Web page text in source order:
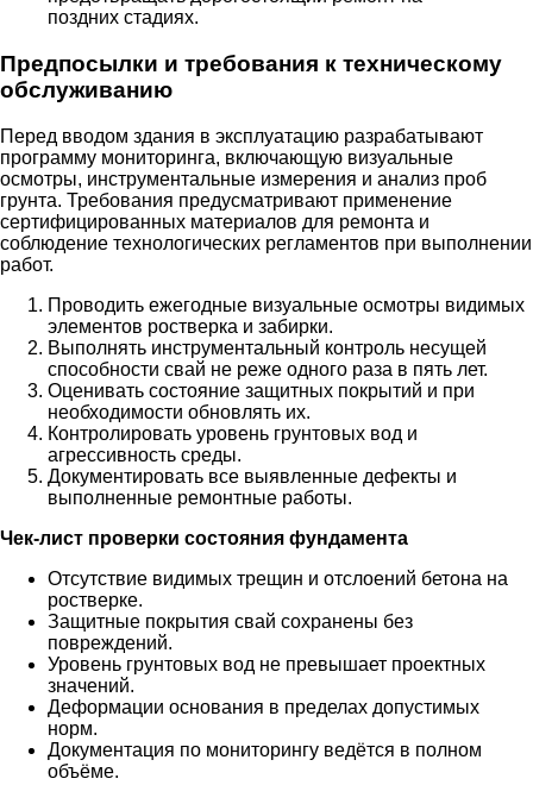
поздних стадиях.
Предпосылки и требования к техническому
обслуживанию
Перед вводом здания в эксплуатацию разрабатывают
программу мониторинга, включающую визуальные
осмотры, инструментальные измерения и анализ проб
грунта. Требования предусматривают применение
сертифицированных материалов для ремонта и
соблюдение технологических регламентов при выполнении
работ.
Проводить ежегодные визуальные осмотры видимых
элементов ростверка и забирки.
Выполнять инструментальный контроль несущей
способности свай не реже одного раза в пять лет.
Оценивать состояние защитных покрытий и при
необходимости обновлять их.
Контролировать уровень грунтовых вод и
агрессивность среды.
Документировать все выявленные дефекты и
выполненные ремонтные работы.
Чек-лист проверки состояния фундамента
Отсутствие видимых трещин и отслоений бетона на
ростверке.
Защитные покрытия свай сохранены без
повреждений.
Уровень грунтовых вод не превышает проектных
значений.
Деформации основания в пределах допустимых
норм.
Документация по мониторингу ведётся в полном
объёме.